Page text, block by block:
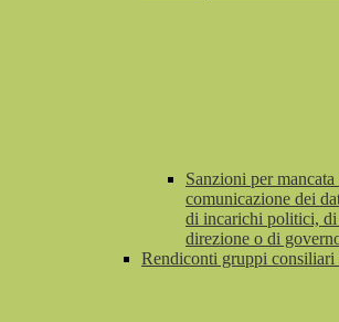
Sanzioni per
comunicazione dei
di incarichi politici, di
direzione o di
Rendiconti gruppi